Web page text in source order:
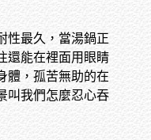
性最久，當湯鍋正
還能在裡面用眼睛
體，孤苦無助的在
叫我們怎麼忍心吞